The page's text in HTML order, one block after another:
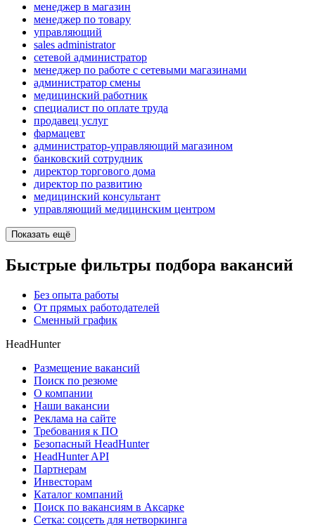
менеджер в магазин
менеджер по товару
управляющий
sales administrator
сетевой администратор
менеджер по работе с сетевыми магазинами
администратор смены
медицинский работник
специалист по оплате труда
продавец услуг
фармацевт
администратор-управляющий магазином
банковский сотрудник
директор торгового дома
директор по развитию
медицинский консультант
управляющий медицинским центром
Показать ещё
Быстрые фильтры подбора вакансий
Без опыта работы
От прямых работодателей
Сменный график
HeadHunter
Размещение вакансий
Поиск по резюме
О компании
Наши вакансии
Реклама на сайте
Требования к ПО
Безопасный HeadHunter
HeadHunter API
Партнерам
Инвесторам
Каталог компаний
Поиск по вакансиям в Аксарке
Сетка: соцсеть для нетворкинга